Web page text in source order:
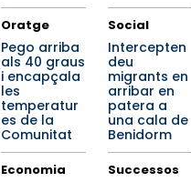
Oratge
Pego arriba
als 40 graus
i encapçala
les
temperatur
es de la
Comunitat
Social
Intercepten
deu
migrants en
arribar en
patera a
una cala de
Benidorm
Economia Successos